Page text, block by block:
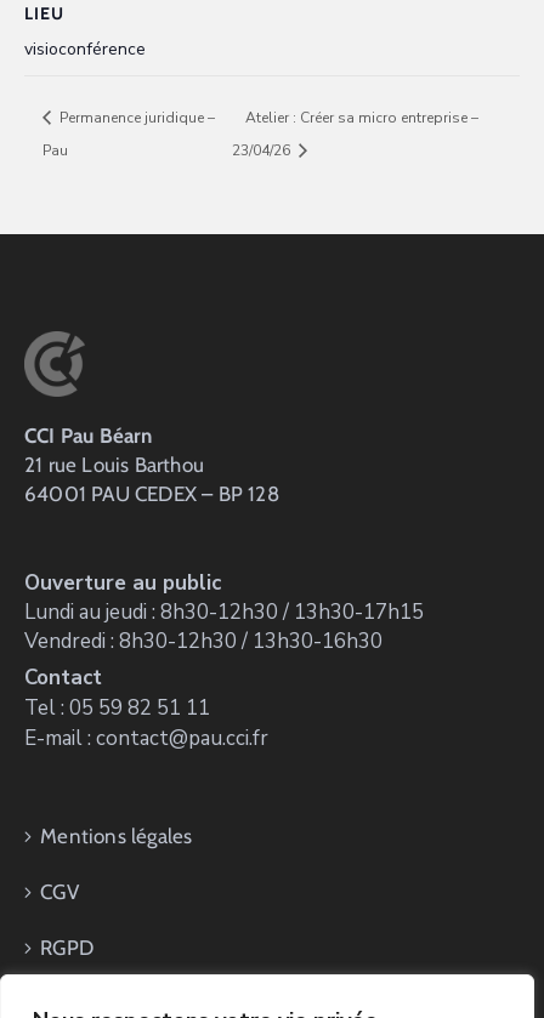
LIEU
visioconférence
Permanence juridique –
Pau
Atelier : Créer sa micro entreprise –
23/04/26
CCI Pau Béarn
21 rue Louis Barthou
64001 PAU CEDEX – BP 128
Ouverture au public
Lundi au jeudi : 8h30-12h30 / 13h30-17h15
Vendredi : 8h30-12h30 / 13h30-16h30
Contact
Tel : 05 59 82 51 11
E-mail : contact@pau.cci.fr
Mentions légales
CGV
RGPD